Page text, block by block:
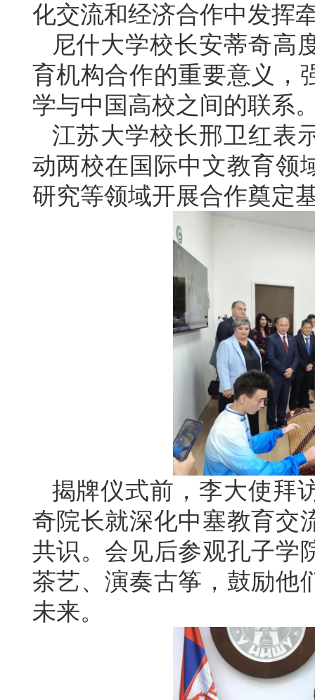
化交流和经济合作中发挥
尼什大学校长安蒂奇高
育机构合作的重要意义，
学与中国高校之间的联系
江苏大学校长邢卫红表
动两校在国际中文教育领
研究等领域开展合作奠定
揭牌仪式前，李大使拜
奇院长就深化中塞教育交
共识。会见后参观孔子学
茶艺、演奏古筝，鼓励他
未来。